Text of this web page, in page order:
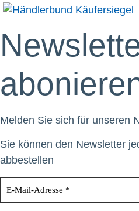
Melden Sie sich für unseren
Sie können den Newsletter
abbestellen